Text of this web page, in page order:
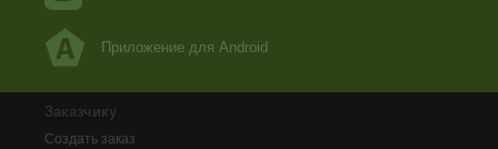
Приложение для Android
Заказчику
Создать заказ